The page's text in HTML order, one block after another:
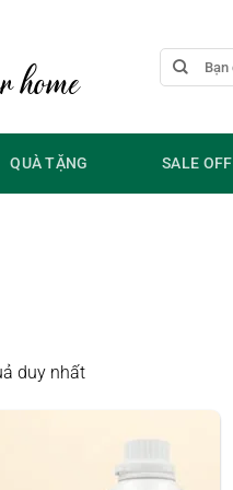
home
Tìm
kiếm:
QUÀ TẶNG SALE OFF
duy nhất